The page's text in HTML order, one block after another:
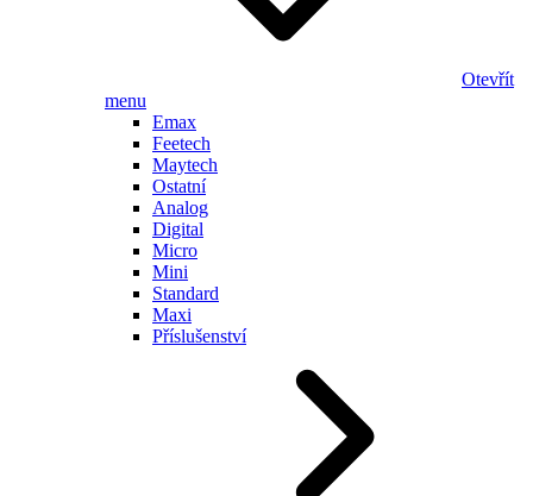
Otevřít
menu
Emax
Feetech
Maytech
Ostatní
Analog
Digital
Micro
Mini
Standard
Maxi
Příslušenství